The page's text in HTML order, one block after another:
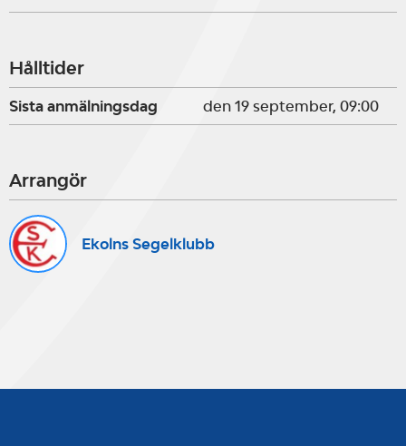
Hålltider
Sista anmälningsdag den 19 september, 09:00
Arrangör
Ekolns Segelklubb